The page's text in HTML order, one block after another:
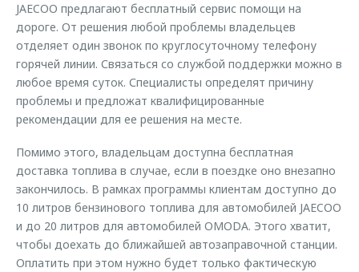
JAECOO предлагают бесплатный сервис помощи на
дороге. От решения любой проблемы владельцев
отделяет один звонок по круглосуточному телефону
горячей линии. Связаться со службой поддержки можно в
любое время суток. Специалисты определят причину
проблемы и предложат квалифицированные
рекомендации для ее решения на месте.
Помимо этого, владельцам доступна бесплатная
доставка топлива в случае, если в поездке оно внезапно
закончилось. В рамках программы клиентам доступно до
10 литров бензинового топлива для автомобилей JAECOO
и до 20 литров для автомобилей OMODA. Этого хватит,
чтобы доехать до ближайшей автозаправочной станции.
Оплатить при этом нужно будет только фактическую